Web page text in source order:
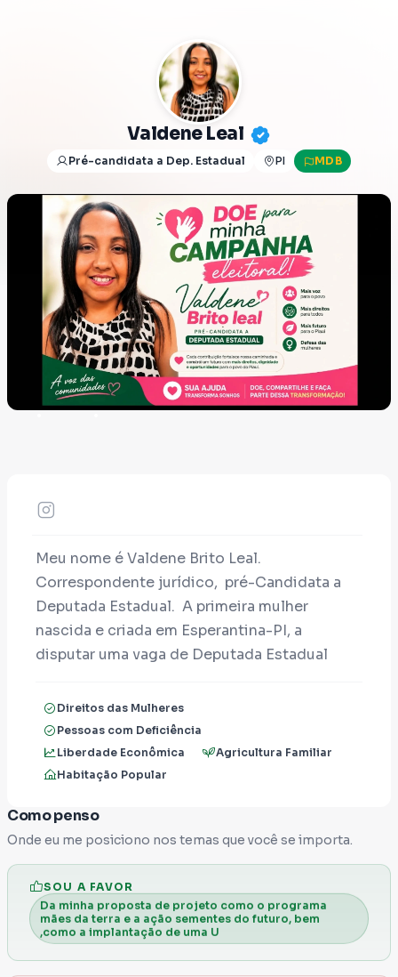
Valdene Leal
Pré-candidata a Dep. Estadual PI MDB
Meu nome é Valdene Brito Leal.
Correspondente jurídico, pré-Candidata a
Deputada Estadual. A primeira mulher
nascida e criada em Esperantina-PI, a
disputar uma vaga de Deputada Estadual
responsabilidade de abrir caminhos para que
outras mulheres também ocupem espaços de
decisão. Minha candidatura não é apenas um
projeto político, é um passo importante para
região. Ajude a fortalecer uma nova voz para
Esperantina e para todo o Piauí, juntos,
podemos ampliar a participação das
mulheres na política, defender a autonomia, a
saúde, a educação, linha de créditos,
principalmente para mulheres mães solos e
para os jovens, criar mais oportunidades
Direitos das Mulheres
Pessoas com Deficiência
Liberdade Econômica
Agricultura Familiar
Habitação Popular
Como penso
Onde eu me posiciono nos temas que você se importa.
SOU A FAVOR
Da minha proposta de projeto como o programa
mães da terra e a ação sementes do futuro, bem
,como a implantação de uma U